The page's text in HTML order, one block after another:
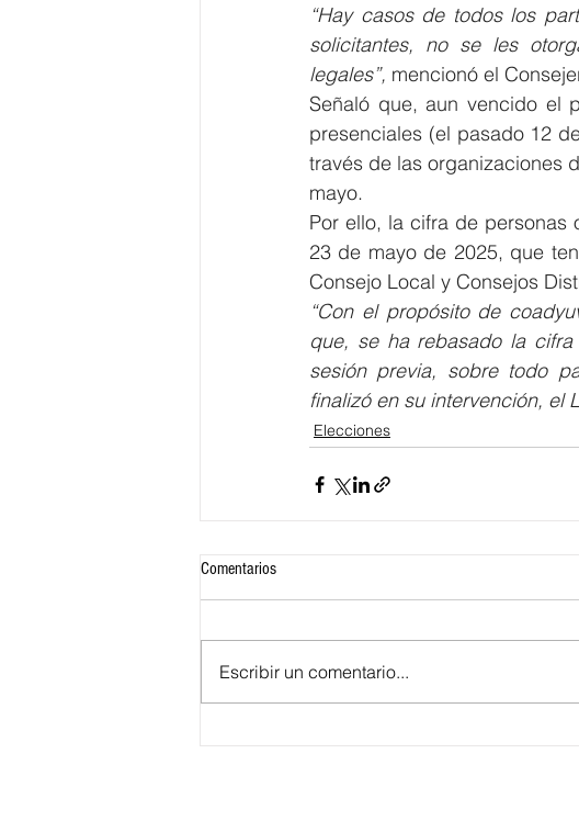
“Hay casos de todos los
solicitantes, no se les
legales”, mencionó el
Señaló que, aun vencido el
presenciales (el pasado 12
través de las organizaciones
mayo.
Por ello, la cifra de personas
23 de mayo de 2025, que
Consejo Local y Consejos
“Con el propósito de
que, se ha rebasado la
sesión previa, sobre todo
finalizó en su intervención, el
Elecciones
Comentarios
Escribir un comentario...